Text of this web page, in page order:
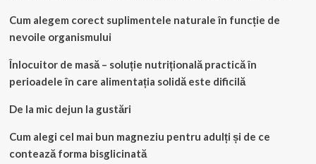
Cum alegem corect suplimentele naturale în funcție de
nevoile organismului
Înlocuitor de masă – soluție nutrițională practică în
perioadele în care alimentația solidă este dificilă
De la mic dejun la gustări
Cum alegi cel mai bun magneziu pentru adulți și de ce
contează forma bisglicinată